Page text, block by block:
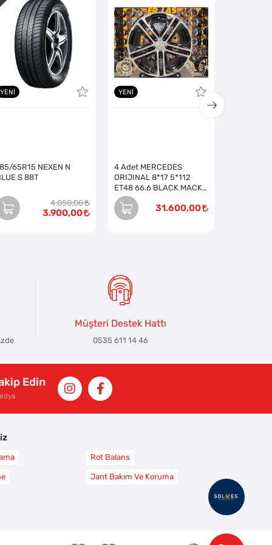
YENI
65R15 NEXEN N
S 88T
4.050,00
3.900,00
YENI
4 Adet MERCEDES
ORIJINAL 8*17 5*112
ET48 66.6 BLACK MACK
31.600,00
Müşteri Destek Hattı
0535 611 14 46
Edin
Rot Balans
Jant Bakım Ve Koruma